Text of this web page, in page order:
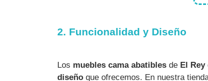
2. Funcionalidad y Diseño
Los muebles cama abatibles de El
diseño que ofrecemos. En nuestra